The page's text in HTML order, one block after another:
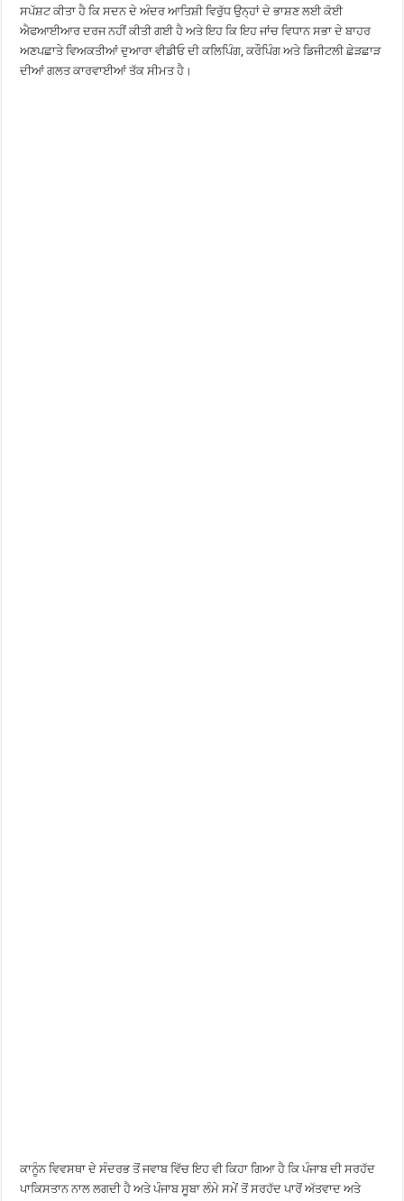
ਸਪੱਸ਼ਟ ਕੀਤਾ ਹੈ ਕਿ ਸਦਨ ਦੇ ਅੰਦਰ ਆਤਿਸ਼ੀ ਵਿਰੁੱਧ ਉਨ੍ਹਾਂ ਦੇ ਭਾਸ਼ਣ ਲਈ ਕੋਈ
ਐਫਆਈਆਰ ਦਰਜ ਨਹੀਂ ਕੀਤੀ ਗਈ ਹੈ ਅਤੇ ਇਹ ਕਿ ਇਹ ਜਾਂਚ ਵਿਧਾਨ ਸਭਾ ਦੇ ਬਾਹਰ
ਅਣਪਛਾਤੇ ਵਿਅਕਤੀਆਂ ਦੁਆਰਾ ਵੀਡੀਓ ਦੀ ਕਲਿਪਿੰਗ, ਕਰੌਪਿੰਗ ਅਤੇ ਡਿਜੀਟਲੀ ਛੇੜਛਾੜ
ਦੀਆਂ ਗਲਤ ਕਾਰਵਾਈਆਂ ਤੱਕ ਸੀਮਤ ਹੈ।
ਕਾਨੂੰਨ ਵਿਵਸਥਾ ਦੇ ਸੰਦਰਭ ਤੋਂ ਜਵਾਬ ਵਿੱਚ ਇਹ ਵੀ ਕਿਹਾ ਗਿਆ ਹੈ ਕਿ ਪੰਜਾਬ ਦੀ ਸਰਹੱਦ
ਪਾਕਿਸਤਾਨ ਨਾਲ ਲਗਦੀ ਹੈ ਅਤੇ ਪੰਜਾਬ ਸੂਬਾ ਲੰਮੇ ਸਮੇਂ ਤੋਂ ਸਰਹੱਦ ਪਾਰੋਂ ਅੱਤਵਾਦ ਅਤੇ